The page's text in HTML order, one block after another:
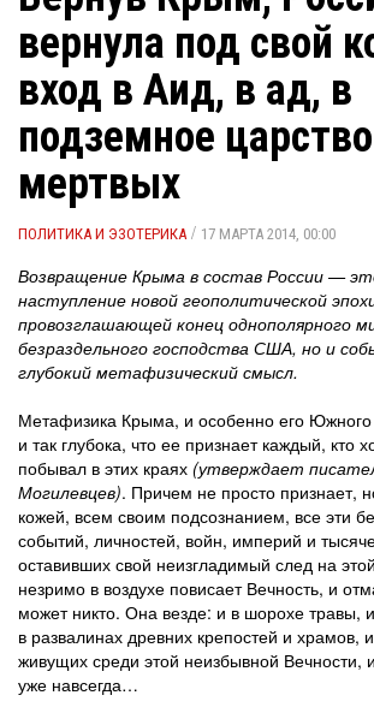
вернула под свой
вход в Аид, в ад, в
подземное царство
мертвых
ПОЛИТИКА И ЭЗОТЕРИКА / 17 МАРТА 2014, 00:00
Возвращение Крыма в состав России —
наступление новой геополитической
провозглашающей конец однополярного
безраздельного господства США, но и
глубокий метафизический смысл.
Метафизика Крыма, и особенно его Южного
и так глубока, что ее признает каждый, кто
побывал в этих краях (утверждает
Могилевцев). Причем не просто признает,
кожей, всем своим подсознанием, все эти
событий, личностей, войн, империй и
оставивших свой неизгладимый след на
незримо в воздухе повисает Вечность, и
может никто. Она везде: и в шорохе травы,
в развалинах древних крепостей и храмов,
живущих среди этой неизбывной Вечности,
уже навсегда…